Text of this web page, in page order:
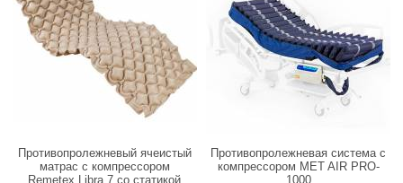
Противопролежневый ячеистый
матрас с компрессором
Remetex Libra 7 со статикой
Противопролежневая система с
компрессором MET AIR PRO-
1000